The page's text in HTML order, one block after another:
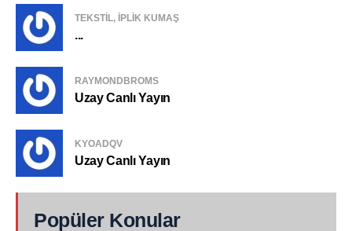
TEKSTIL, IPLIK KUMAŞ
...
RAYMONDBROMS
Uzay Canlı Yayın
KYOADQV
Uzay Canlı Yayın
Popüler Konular